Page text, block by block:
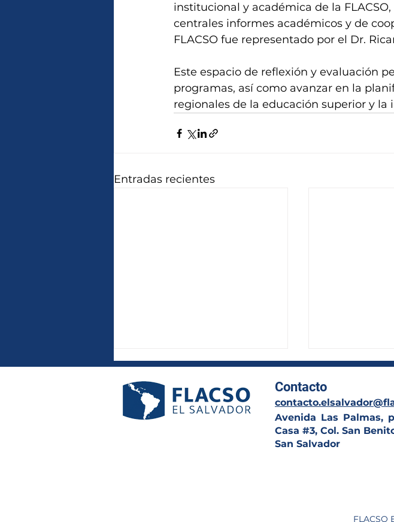
institucional y académica de la
centrales informes académicos y de
FLACSO fue representado por el Dr.
Este espacio de reflexión y evaluación
programas, así como avanzar en la
regionales de la educación superior y la
Entradas recientes
Contacto
Avenida Las Palmas,
Casa #3, Col. San
San Salvador
FLACSO